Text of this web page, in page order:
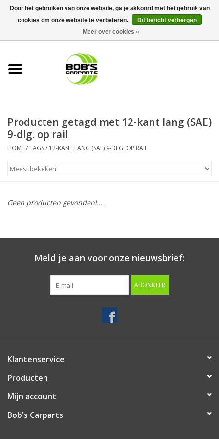
0 Artikelen - €0,00
KS TOOLS
Next Gereedschapswagens
Starten & laden
Handgereedschap
Serenco
Competition tools
Producten getagd met 12-kant lang (SAE)
9-dlg. op rail
HOME/TAGS/ 12-KANT LANG (SAE) 9-DLG. OP RAIL
Geen producten gevonden!...
Meld je aan voor onze nieuwsbrief:
ABONNEER
Klantenservice
Producten
Mijn account
Bob's Carparts
Door het gebruiken van onze website, ga je akkoord met het gebruik van
cookies om onze website te verbeteren.
Dit bericht verbergen
Meer over cookies »